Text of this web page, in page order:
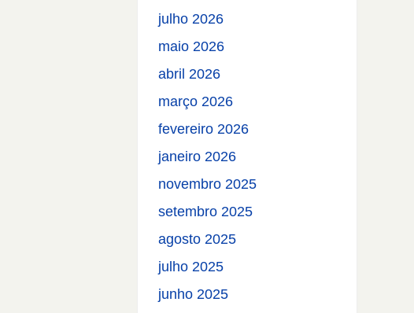
julho 2026
maio 2026
abril 2026
março 2026
fevereiro 2026
janeiro 2026
novembro 2025
setembro 2025
agosto 2025
julho 2025
junho 2025